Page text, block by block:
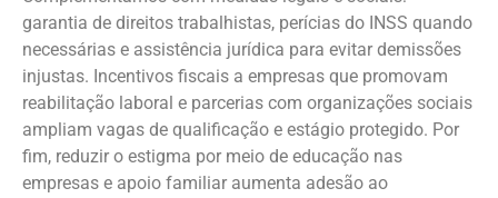
garantia de direitos trabalhistas, perícias do INSS quando
necessárias e assistência jurídica para evitar demissões
injustas. Incentivos fiscais a empresas que promovam
reabilitação laboral e parcerias com organizações sociais
ampliam vagas de qualificação e estágio protegido. Por
fim, reduzir o estigma por meio de educação nas
empresas e apoio familiar aumenta adesão ao